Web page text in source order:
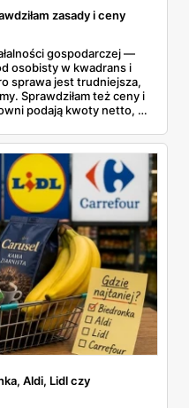
zasady i ceny
gospodarczej —
osobisty w kwadrans i
sprawa jest trudniejsza,
Sprawdziłam też ceny i
podają kwoty netto, a
ziarnista kosztuje w
w weekendowej
Aldi, Lidl czy